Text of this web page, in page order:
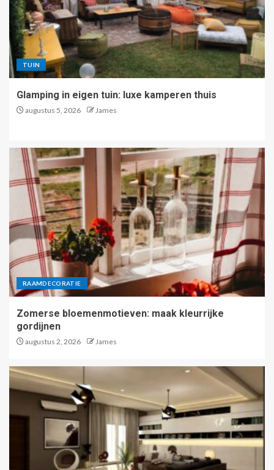
TUIN
Glamping in eigen tuin: luxe kamperen thuis
augustus 5, 2026 James
RAAMDECORATIE
Zomerse bloemenmotieven: maak kleurrijke
gordijnen
augustus 2, 2026 James